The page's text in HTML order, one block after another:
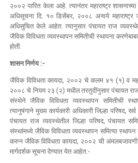
२००२ पारित केला आहे. त्यानंतर महाराष्ट्र
अधिसूचना दि. १० डिसेंबर, २००८ अन्वये महाराष्ट्र
अधिसुचित केले आहेत. त्यानुसार पंचायत राज
जैविक विविधता व्यवस्थापन समितीची स्थापना
होती.
शासन निर्णय :-
जैविक विविधता कायदा, २००२ चे कलम ४१ (१) व
२००८ चे नियम २३ (२) मधील तरतुदींनुसार पंचायत
संस्थेने जैविक विविधता व्यवस्थापन समितीची
त्यानुषंगाने मुख्य कार्यकारी अधिकारी जिल्हा परिषद,
पंचायत राज व्यवस्थेतील जिल्हा परिषद, पंचायत
संस्थांमध्ये जैविक विविधता व्यवस्थापन समित्या स्थापन
करुन जैविक विविधता कायदा, २००२ ची अंमलबजावणी
मार्गदर्शक सूचना देण्यात येत आहेत:-